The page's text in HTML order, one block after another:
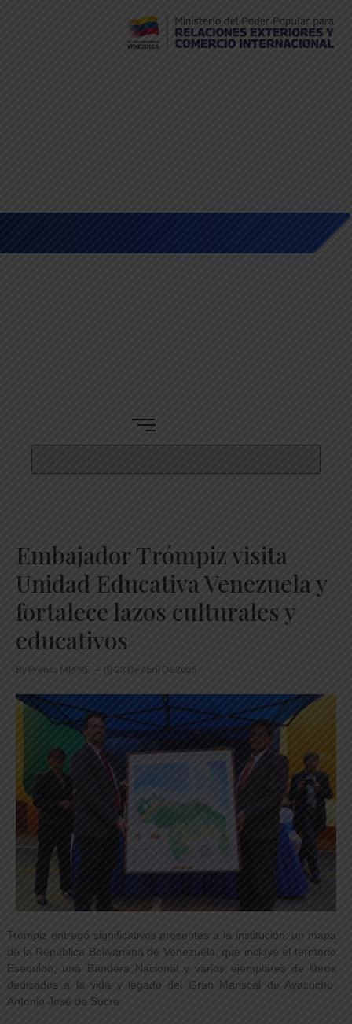
Embajador Trómpiz visita
Unidad Educativa Venezuela y
fortalece lazos culturales y
educativos
By Prensa MPPRE 23 De Abril De 2025
Trómpiz entregó significativos presentes a la institución: un mapa
de la República Bolivariana de Venezuela, que incluye el territorio
Esequibo; una Bandera Nacional y varios ejemplares de libros
dedicados a la vida y legado del Gran Mariscal de Ayacucho,
Antonio José de Sucre